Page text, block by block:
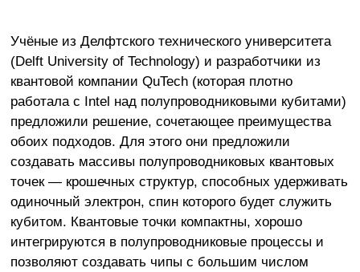
Учёные из Делфтского технического университета
(Delft University of Technology) и разработчики из
квантовой компании QuTech (которая плотно
работала с Intel над полупроводниковыми кубитами)
предложили решение, сочетающее преимущества
обоих подходов. Для этого они предложили
создавать массивы полупроводниковых квантовых
точек — крошечных структур, способных удерживать
одиночный электрон, спин которого будет служить
кубитом. Квантовые точки компактны, хорошо
интегрируются в полупроводниковые процессы и
позволяют создавать чипы с большим числом